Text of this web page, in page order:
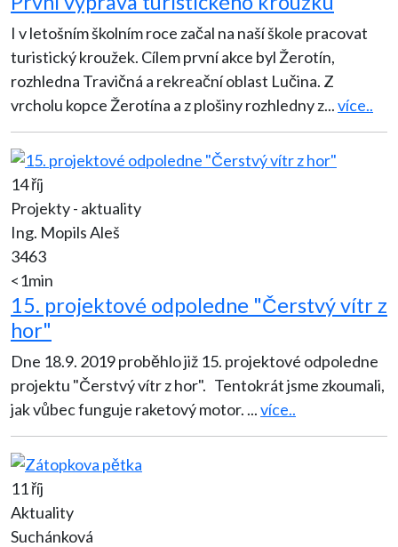
I v letošním školním roce začal na naší škole pracovat
turistický kroužek. Cílem první akce byl Žerotín,
rozhledna Travičná a rekreační oblast Lučina. Z
vrcholu kopce Žerotína a z plošiny rozhledny z...více..
14 říj
Projekty - aktuality
Ing. Mopils Aleš
3463
<1min
15. projektové odpoledne "Čerstvý vítr z
hor"
Dne 18.9. 2019 proběhlo již 15. projektové odpoledne
projektu "Čerstvý vítr z hor". Tentokrát jsme zkoumali,
jak vůbec funguje raketový motor. ...více..
11 říj
Aktuality
Suchánková